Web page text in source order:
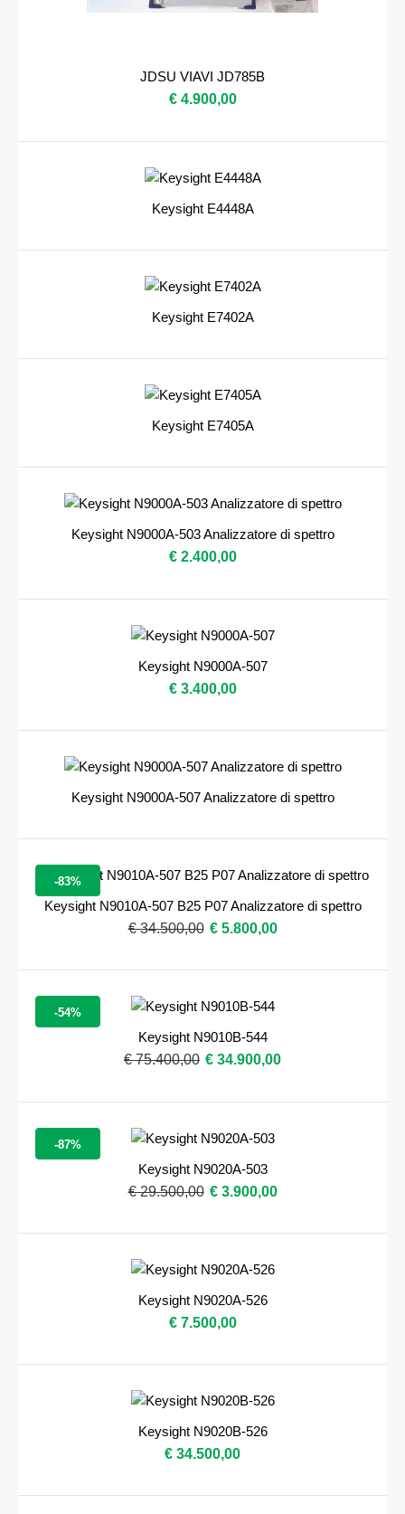
JDSU VIAVI JD785B
€ 4.900,00
Keysight E4448A
Keysight E7402A
Keysight E7405A
Keysight N9000A-503 Analizzatore di spettro
€ 2.400,00
Keysight N9000A-507
€ 3.400,00
Keysight N9000A-507 Analizzatore di spettro
-83%
Keysight N9010A-507 B25 P07 Analizzatore di spettro
€ 34.500,00 € 5.800,00
-54%
Keysight N9010B-544
€ 75.400,00 € 34.900,00
-87%
Keysight N9020A-503
€ 29.500,00 € 3.900,00
Keysight N9020A-526
€ 7.500,00
Keysight N9020B-526
€ 34.500,00